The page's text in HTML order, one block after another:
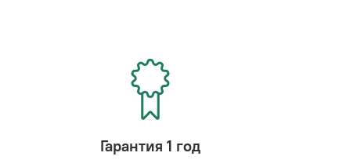
Гарантия 1 год